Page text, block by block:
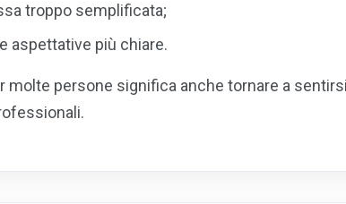
troppo semplificata;
aspettative più chiare.
molte persone significa anche tornare a